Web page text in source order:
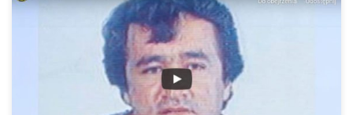
Najbogatsi dilerzy narkotyków w historii – Kim byli i jak […]